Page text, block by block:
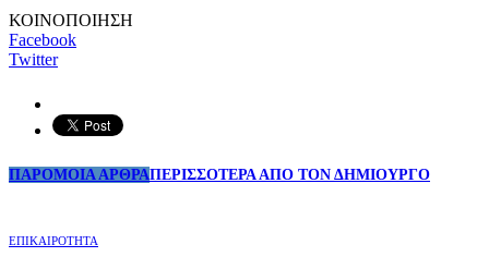
ΚΟΙΝΟΠΟΙΗΣΗ
Facebook
Twitter
ΠΑΡΟΜΟΙΑ ΑΡΘΡΑΠΕΡΙΣΣΟΤΕΡΑ ΑΠΟ ΤΟΝ ΔΗΜΙΟΥΡΓΟ
ΕΠΙΚΑΙΡΟΤΗΤΑ